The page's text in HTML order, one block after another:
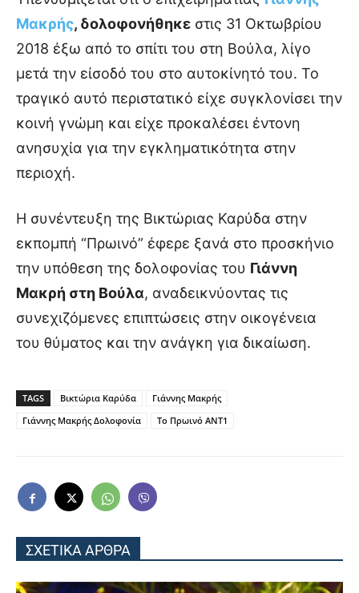
Μακρής, δολοφονήθηκε στις 31 Οκτωβρίου
2018 έξω από το σπίτι του στη Βούλα, λίγο
μετά την είσοδό του στο αυτοκίνητό του. Το
τραγικό αυτό περιστατικό είχε συγκλονίσει την
κοινή γνώμη και είχε προκαλέσει έντονη
ανησυχία για την εγκληματικότητα στην
περιοχή.
Η συνέντευξη της Βικτώριας Καρύδα στην
εκπομπή “Πρωινό” έφερε ξανά στο προσκήνιο
την υπόθεση της δολοφονίας του Γιάννη
Μακρή στη Βούλα, αναδεικνύοντας τις
συνεχιζόμενες επιπτώσεις στην οικογένεια
του θύματος και την ανάγκη για δικαίωση.
TAGS Βικτώρια Καρύδα
Γιάννης Μακρής
Γιάννης Μακρής Δολοφονία
Το Πρωινό ΑΝΤ1
ΣΧΕΤΙΚΑ ΑΡΘΡΑ